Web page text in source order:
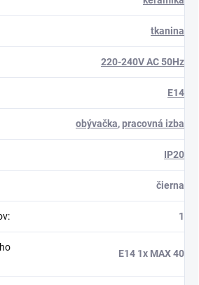
tkanina
220-240V AC 50Hz
E14
obývačka,pracovná izba
IP20
čierna
: 1
E14 1x MAX 40